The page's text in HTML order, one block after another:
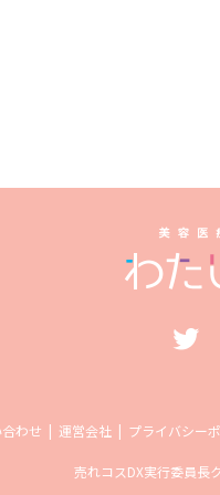
わせ 運営会社 プライバシー
売れコスDX実行委員長